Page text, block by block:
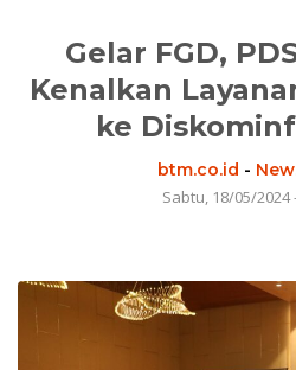
Gelar FGD,
Kenalkan
ke
btm.co.id -
Sabtu, 18/05/2024